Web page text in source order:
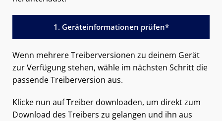
1. Geräteinformationen prüfen*
Wenn mehrere Treiberversionen zu deinem Gerät
zur Verfügung stehen, wähle im nächsten Schritt die
passende Treiberversion aus.
Klicke nun auf Treiber downloaden, um direkt zum
Download des Treibers zu gelangen und ihn aus